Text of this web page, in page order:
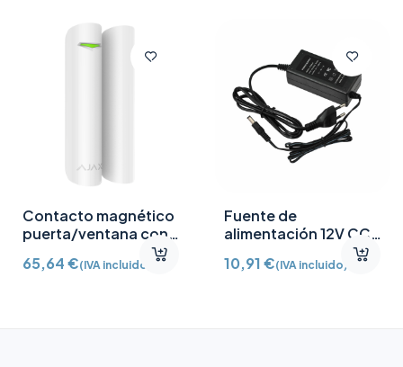
Contacto magnético
puerta/ventana con
Detector vibración e
inclinación AJ-
65,64€(IVA incluido)
Fuente de
alimentación 12V CC
10,91€(IVA incluido)